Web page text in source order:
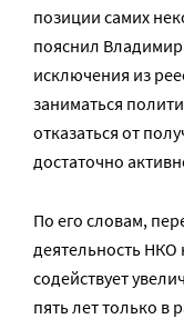
позиции самих
пояснил
исключения из
заниматься
отказаться от
достаточно
По его словам,
деятельность НКО
содействует
пять лет только в